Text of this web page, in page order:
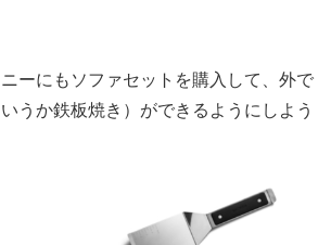
ーにもソファセットを購入して、外で
うか鉄板焼き）ができるようにしよう